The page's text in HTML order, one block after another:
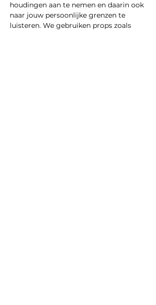
houdingen aan te nemen en daarin ook
naar jouw persoonlijke grenzen te
luisteren. We gebruiken props zoals